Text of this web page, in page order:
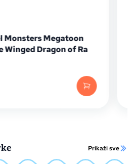
Megatoon
Winged Dragon of Ra
Prikaži sve